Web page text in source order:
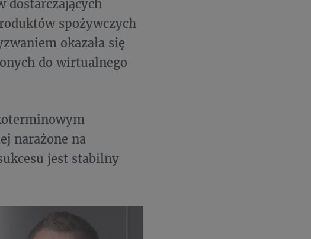
dostarczających
spożywczych
okazała się
do wirtualnego
narażone na
jest stabilny